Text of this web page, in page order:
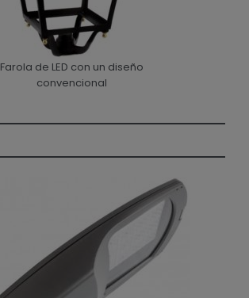
Farola de LED con un diseño
convencional